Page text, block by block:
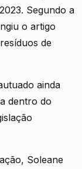
Segundo a
o artigo
de
ainda
dentro do
Soleane